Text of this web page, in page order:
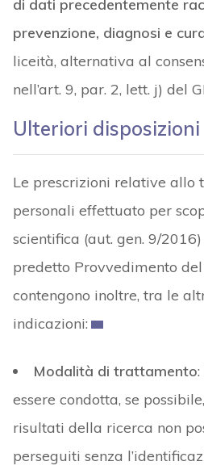
di dati precedentemente
prevenzione, diagnosi e
liceità, alternativa al
nell’art. 9, par. 2, lett. j) del
Ulteriori disposizioni
Le prescrizioni relative allo
personali effettuato per
scientifica (aut. gen. 9/
predetto Provvedimento
contengono inoltre, tra le
indicazioni:
Modalità di trattamento
essere condotta, se
risultati della ricerca non
perseguiti senza